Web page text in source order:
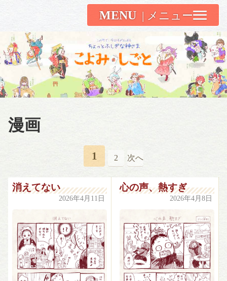
MENU
こよみしごと〔和原ハト〕
漫画
1 2 次へ
消えてない
2026年4月11日
心の声、熱すぎ
2026年4月8日